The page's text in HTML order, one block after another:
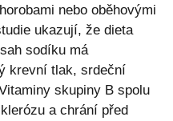
nebo oběhovými
ukazují, že dieta
sodíku má
krevní tlak, srdeční
skupiny B spolu
a chrání před